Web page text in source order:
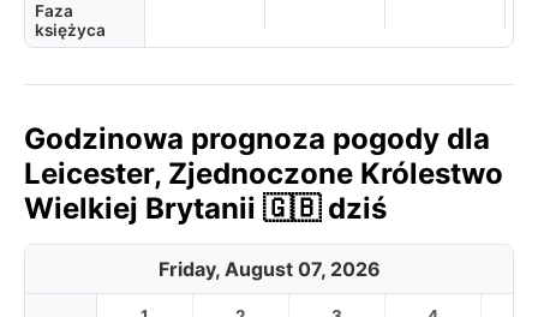
Faza
księżyca
Godzinowa prognoza pogody dla
Leicester, Zjednoczone Królestwo
Wielkiej Brytanii 🇬🇧 dziś
Friday, August 07, 2026